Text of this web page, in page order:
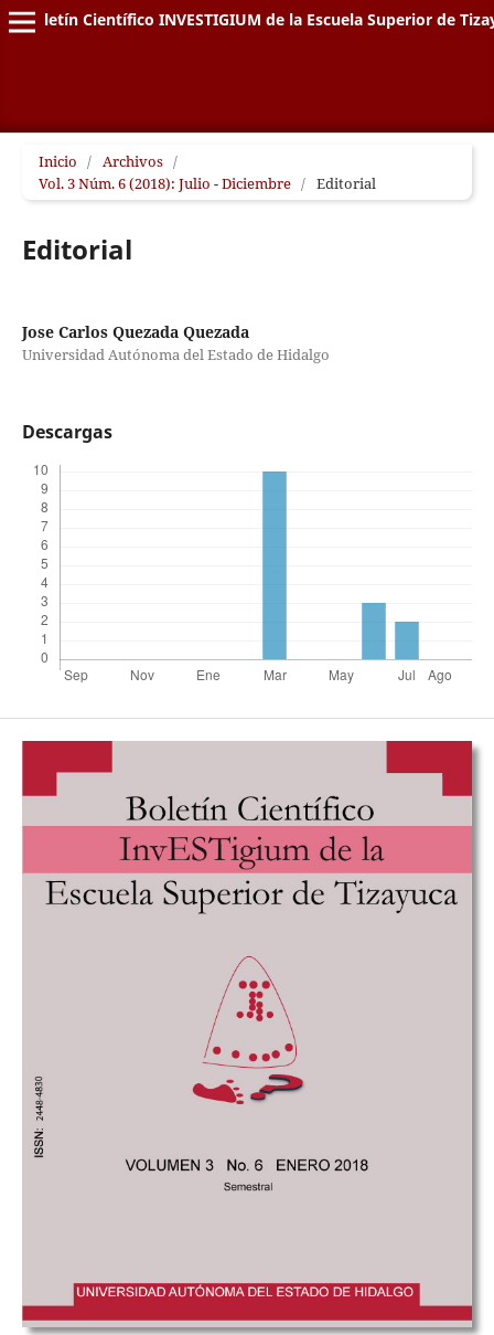
Boletín Científico INVESTIGIUM de la Escuela Superior de
Inicio / Archivos /
Vol. 3 Núm. 6 (2018): Julio - Diciembre / Editorial
Editorial
Jose Carlos Quezada Quezada
Universidad Autónoma del Estado de Hidalgo
Descargas